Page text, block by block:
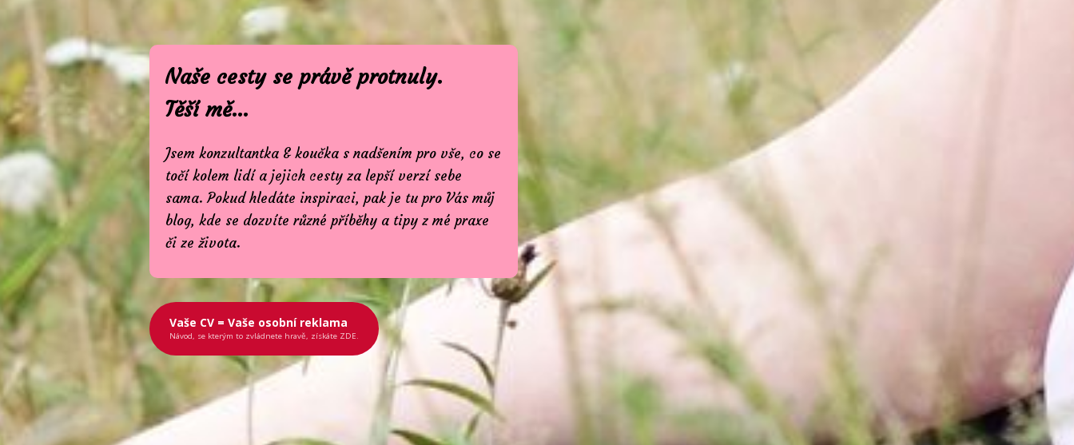
Naše cesty se právě protnuly.
Těší mě...
Jsem konzultantka & koučka s nadšením pro vše, co se
točí kolem lidí a jejich cesty za lepší verzí sebe
sama. Pokud hledáte inspiraci, pak je tu pro Vás můj
blog, kde se dozvíte různé příběhy a tipy z mé praxe
či ze života.
Vaše CV = Vaše osobní reklama
Návod, se kterým to zvládnete hravě, získáte ZDE.